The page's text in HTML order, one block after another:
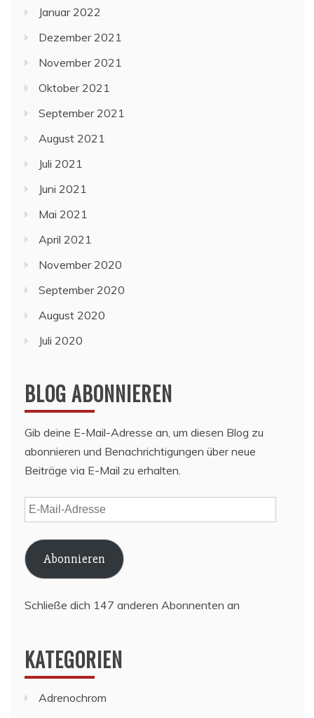
Januar 2022
Dezember 2021
November 2021
Oktober 2021
September 2021
August 2021
Juli 2021
Juni 2021
Mai 2021
April 2021
November 2020
September 2020
August 2020
Juli 2020
BLOG ABONNIEREN
Gib deine E-Mail-Adresse an, um diesen Blog zu
abonnieren und Benachrichtigungen über neue
Beiträge via E-Mail zu erhalten.
E-
Mail-
Adresse
Abonnieren
Schließe dich 147 anderen Abonnenten an
KATEGORIEN
Adrenochrom